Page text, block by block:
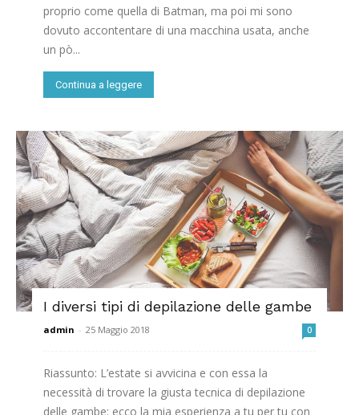
proprio come quella di Batman, ma poi mi sono
dovuto accontentare di una macchina usata, anche
un pò...
Continua a leggere
I diversi tipi di depilazione delle gambe
admin - 25 Maggio 2018 0
Riassunto: L’estate si avvicina e con essa la
necessità di trovare la giusta tecnica di depilazione
delle gambe: ecco la mia esperienza a tu per tu con